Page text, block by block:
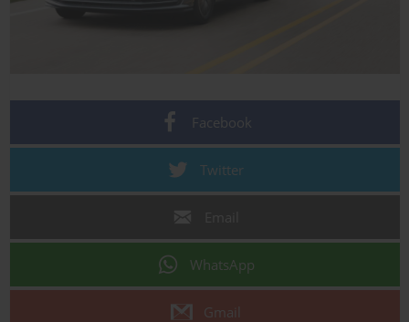
Facebook
Twitter
WhatsApp
Gmail